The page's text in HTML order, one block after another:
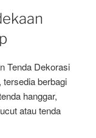
Tenda Dekorasi
berbagi
hanggar,
atau tenda